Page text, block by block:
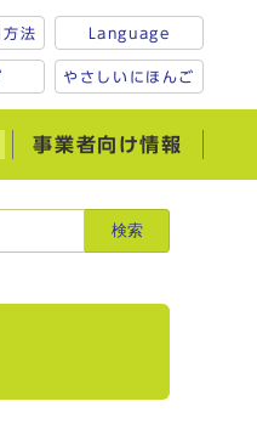
方法 Language
やさしいにほんご
事業者向け情報
検索